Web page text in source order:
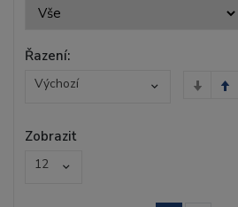
Řazení:
Výchozí
Zobrazit
12